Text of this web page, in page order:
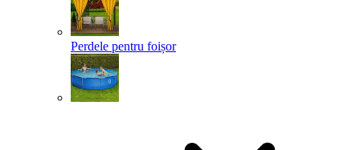
Perdele pentru foișor